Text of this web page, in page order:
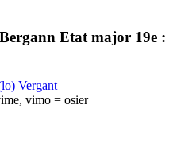
Etat major 19e :
Vergant
vimo = osier